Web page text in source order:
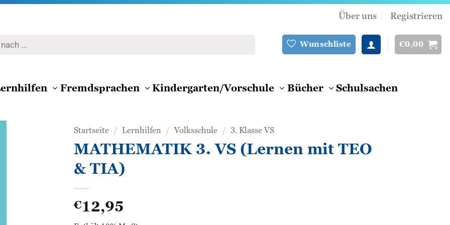
Über uns
Registrieren
Wunschliste €0,00
Fremdsprachen Kindergarten/Vorschule Bücher Schulsachen
Startseite / Lernhilfen / Volksschule / 3. Klasse VS
MATHEMATIK 3. VS (Lernen mit TEO
& TIA)
€12,95